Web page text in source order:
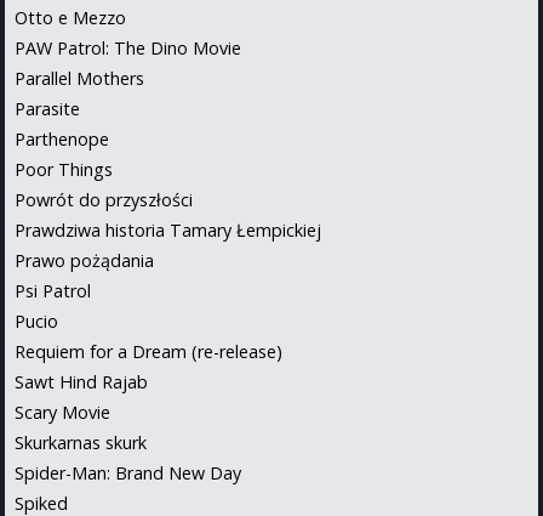
Otto e Mezzo
PAW Patrol: The Dino Movie
Parallel Mothers
Parasite
Parthenope
Poor Things
Powrót do przyszłości
Prawdziwa historia Tamary Łempickiej
Prawo pożądania
Psi Patrol
Pucio
Requiem for a Dream (re-release)
Sawt Hind Rajab
Scary Movie
Skurkarnas skurk
Spider-Man: Brand New Day
Spiked